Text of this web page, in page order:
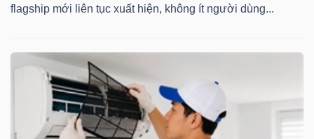
flagship mới liên tục xuất hiện, không ít người dùng...